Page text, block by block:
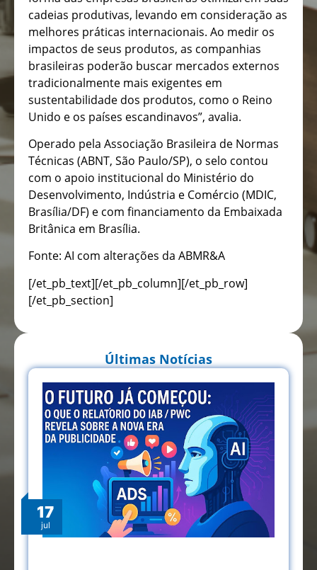
cadeias produtivas, levando em consideração as
melhores práticas internacionais. Ao medir os
impactos de seus produtos, as companhias
brasileiras poderão buscar mercados externos
tradicionalmente mais exigentes em
sustentabilidade dos produtos, como o Reino
Unido e os países escandinavos”, avalia.
Operado pela Associação Brasileira de Normas
Técnicas (ABNT, São Paulo/SP), o selo contou
com o apoio institucional do Ministério do
Desenvolvimento, Indústria e Comércio (MDIC,
Brasília/DF) e com financiamento da Embaixada
Britânica em Brasília.
Fonte: AI com alterações da ABMR&A
[/et_pb_text][/et_pb_column][/et_pb_row]
[/et_pb_section]
Últimas Notícias
17
jul